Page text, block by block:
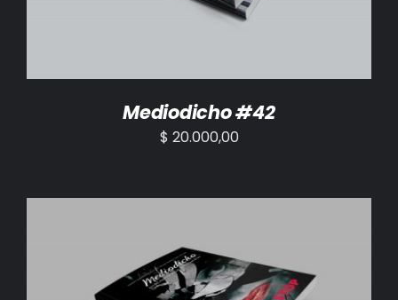
Mediodicho #42
$ 20.000,00